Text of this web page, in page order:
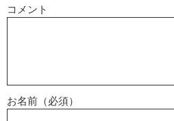
コメント
お名前（必須）